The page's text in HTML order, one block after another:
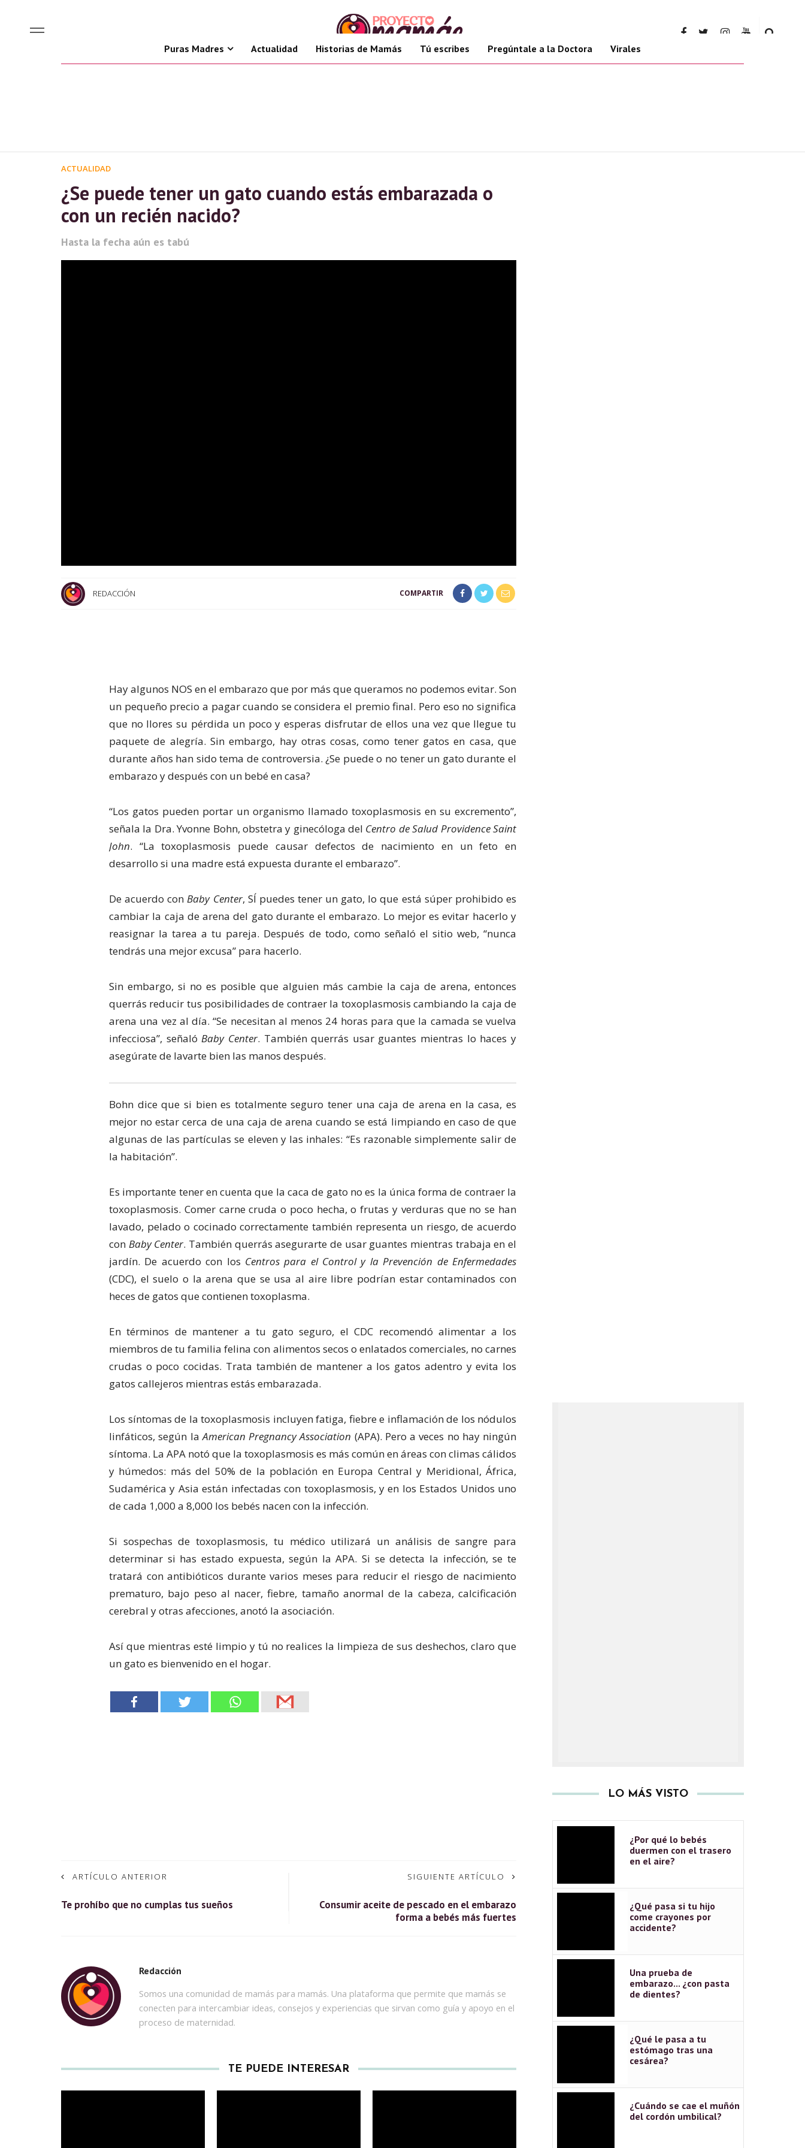
Puras Madres Actualidad Historias de Mamás Tú escribes Pregúntale a la Doctora Virales
ACTUALIDAD
¿Se puede tener un gato cuando estás embarazada o
con un recién nacido?
Hasta la fecha aún es tabú
REDACCIÓN COMPARTIR
Hay algunos NOS en el embarazo que por más que queramos no podemos evitar. Son
un pequeño precio a pagar cuando se considera el premio final. Pero eso no significa
que no llores su pérdida un poco y esperas disfrutar de ellos una vez que llegue tu
paquete de alegría. Sin embargo, hay otras cosas, como tener gatos en casa, que
durante años han sido tema de controversia. ¿Se puede o no tener un gato durante el
embarazo y después con un bebé en casa?
“Los gatos pueden portar un organismo llamado toxoplasmosis en su excremento”,
señala la Dra. Yvonne Bohn, obstetra y ginecóloga del Centro de Salud Providence Saint
John. “La toxoplasmosis puede causar defectos de nacimiento en un feto en
desarrollo si una madre está expuesta durante el embarazo”.
De acuerdo conBaby Center, SÍ puedes tener un gato, lo que está súper prohibido es
cambiar la caja de arena del gato durante el embarazo. Lo mejor es evitar hacerlo y
reasignar la tarea a tu pareja. Después de todo, como señaló el sitio web, “nunca
tendrás una mejor excusa” para hacerlo.
Sin embargo, si no es posible que alguien más cambie la caja de arena, entonces
querrás reducir tus posibilidades de contraer la toxoplasmosis cambiando la caja de
arena una vez al día. “Se necesitan al menos 24 horas para que la camada se vuelva
infecciosa”, señalóBaby Center. También querrás usar guantes mientras lo haces y
asegúrate de lavarte bien las manos después.
Bohn dice que si bien es totalmente seguro tener una caja de arena en la casa, es
mejor no estar cerca de una caja de arena cuando se está limpiando en caso de que
algunas de las partículas se eleven y las inhales: “Es razonable simplemente salir de
la habitación”.
Es importante tener en cuenta que la caca de gato no es la única forma de contraer la
toxoplasmosis. Comer carne cruda o poco hecha, o frutas y verduras que no se han
lavado, pelado o cocinado correctamente también representa un riesgo, de acuerdo
con Baby Center. También querrás asegurarte de usar guantes mientras trabaja en el
jardín. De acuerdo con los Centros para el Control y la Prevención de Enfermedades
(CDC), el suelo o la arena que se usa al aire libre podrían estar contaminados con
heces de gatos que contienen toxoplasma.
En términos de mantener a tu gato seguro, el CDC recomendó alimentar a los
miembros de tu familia felina con alimentos secos o enlatados comerciales, no carnes
crudas o poco cocidas. Trata también de mantener a los gatos adentro y evita los
gatos callejeros mientras estás embarazada.
Los síntomas de la toxoplasmosis incluyen fatiga, fiebre e inflamación de los nódulos
linfáticos, según laAmerican Pregnancy Association (APA). Pero a veces no hay ningún
síntoma. La APA notó que la toxoplasmosis es más común en áreas con climas cálidos
y húmedos: más del 50% de la población en Europa Central y Meridional, África,
Sudamérica y Asia están infectadas con toxoplasmosis, y en los Estados Unidos uno
de cada 1,000 a 8,000 los bebés nacen con la infección.
Si sospechas de toxoplasmosis, tu médico utilizará un análisis de sangre para
determinar si has estado expuesta, según la APA. Si se detecta la infección, se te
tratará con antibióticos durante varios meses para reducir el riesgo de nacimiento
prematuro, bajo peso al nacer, fiebre, tamaño anormal de la cabeza, calcificación
cerebral y otras afecciones, anotó la asociación.
Así que mientras esté limpio y tú no realices la limpieza de sus deshechos, claro que
un gato es bienvenido en el hogar.
ARTÍCULO ANTERIOR
Te prohíbo que no cumplas tus sueños
SIGUIENTE ARTÍCULO
Consumir aceite de pescado en el embarazo
forma a bebés más fuertes
Redacción
Somos una comunidad de mamás para mamás. Una plataforma que permite que mamás se
conecten para intercambiar ideas, consejos y experiencias que sirvan como guía y apoyo en el
proceso de maternidad.
TE PUEDE INTERESAR
LO MÁS VISTO
¿Por qué lo bebés
duermen con el trasero
en el aire?
¿Qué pasa si tu hijo
come crayones por
accidente?
Una prueba de
embarazo... ¿con pasta
de dientes?
¿Qué le pasa a tu
estómago tras una
cesárea?
¿Cuándo se cae el muñón
del cordón umbilical?